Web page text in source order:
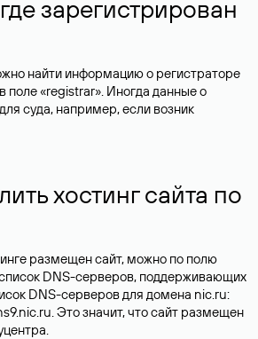
зарегистрирован
найти информацию о регистраторе
поле «registrar». Иногда данные о
суда, например, если возник
хостинг сайта по
размещен сайт, можно по полю
список DNS-серверов, поддерживающих
DNS-серверов для домена nic.ru:
Это значит, что сайт размещен